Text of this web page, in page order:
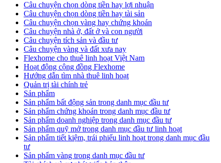
Câu chuyện chọn dòng tiền hay lợi nhuận
Câu chuyện chọn dòng tiền hay tài sản
Câu chuyện chọn vàng hay chứng khoán
Câu chuyện nhà ở, đất ở và con người
Câu chuyện tích sản và đầu tư
Câu chuyện vàng và đất xưa nay
Flexhome cho thuê linh hoạt Việt Nam
Hoạt động cộng đồng Flexhome
Hướng dẫn tìm nhà thuê linh hoạt
Quản trị tài chính trẻ
Sản phẩm
Sản phẩm bất động sản trong danh mục đầu tư
Sản phẩm chứng khoán trong danh mục đầu tư
Sản phẩm doanh nghiệp trong danh mục đầu tư
Sản phẩm quỹ mở trong danh mục đầu tư linh hoạt
Sản phẩm tiết kiệm, trái phiếu linh hoạt trong danh mục đầu
tư
Sản phẩm vàng trong danh mục đầu tư